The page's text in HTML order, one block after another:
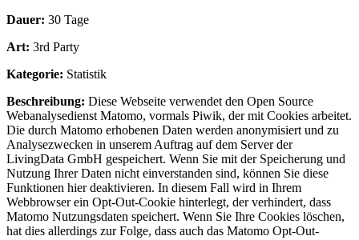
Dauer: 30 Tage
Art: 3rd Party
Kategorie: Statistik
Beschreibung: Diese Webseite verwendet den Open Source
Webanalysedienst Matomo, vormals Piwik, der mit Cookies arbeitet.
Die durch Matomo erhobenen Daten werden anonymisiert und zu
Analysezwecken in unserem Auftrag auf dem Server der
LivingData GmbH gespeichert. Wenn Sie mit der Speicherung und
Nutzung Ihrer Daten nicht einverstanden sind, können Sie diese
Funktionen hier deaktivieren. In diesem Fall wird in Ihrem
Webbrowser ein Opt-Out-Cookie hinterlegt, der verhindert, dass
Matomo Nutzungsdaten speichert. Wenn Sie Ihre Cookies löschen,
hat dies allerdings zur Folge, dass auch das Matomo Opt-Out-